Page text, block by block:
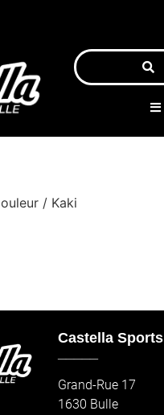
/ Kaki
Castella Sports
Grand-Rue 17
1630 Bulle